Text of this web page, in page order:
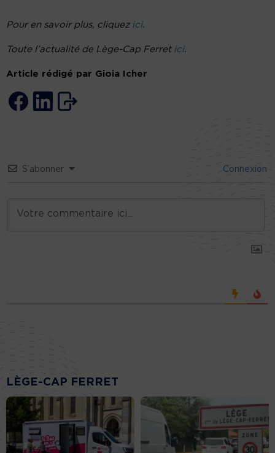
Pour en savoir plus, cliquez ici.
Toute l’actualité de Lège-Cap Ferret ici.
Article rédigé par Gioia Icher
S’abonner Connexion
LÈGE-CAP FERRET